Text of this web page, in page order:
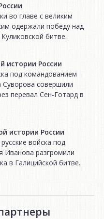
во главе с великим
одержали победу над
битве.
истории России
под командованием
Суворова совершили
перевал Сен-Готард в
истории России
войска под
Иванова разгромили
в Галицийской битве.